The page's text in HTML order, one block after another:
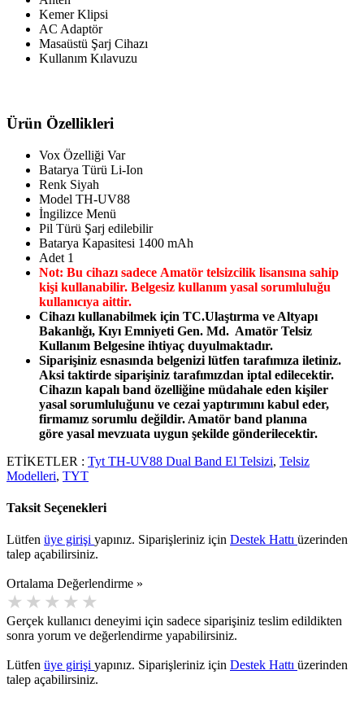
Kemer Klipsi
AC Adaptör
Masaüstü Şarj Cihazı
Kullanım Kılavuzu
Ürün Özellikleri
Vox Özelliği Var
Batarya Türü Li-Ion
Renk Siyah
Model TH-UV88
İngilizce Menü
Pil Türü Şarj edilebilir
Batarya Kapasitesi 1400 mAh
Adet 1
Not: Bu cihazı sadece Amatör telsizcilik lisansına sahip
kişi kullanabilir. Belgesiz kullanım yasal sorumluluğu
kullanıcıya aittir.
Cihazı kullanabilmek için TC.Ulaştırma ve Altyapı
Bakanlığı, Kıyı Emniyeti Gen. Md. Amatör Telsiz
Kullanım Belgesine ihtiyaç duyulmaktadır.
Siparişiniz esnasında belgenizi lütfen tarafımıza iletiniz.
Aksi taktirde siparişiniz tarafımızdan iptal edilecektir.
Cihazın kapalı band özelliğine müdahale eden kişiler
yasal sorumluluğunu ve cezai yaptırımını kabul eder,
firmamız sorumlu değildir. Amatör band planına
göre yasal mevzuata uygun şekilde gönderilecektir.
ETİKETLER : Tyt TH-UV88 Dual Band El Telsizi, Telsiz
Modelleri, TYT
Taksit Seçenekleri
Lütfen üye girişi yapınız. Siparişleriniz için Destek Hattı üzerinden
talep açabilirsiniz.
Ortalama Değerlendirme »
Gerçek kullanıcı deneyimi için sadece siparişiniz teslim edildikten
sonra yorum ve değerlendirme yapabilirsiniz.
Lütfen üye girişi yapınız. Siparişleriniz için Destek Hattı üzerinden
talep açabilirsiniz.